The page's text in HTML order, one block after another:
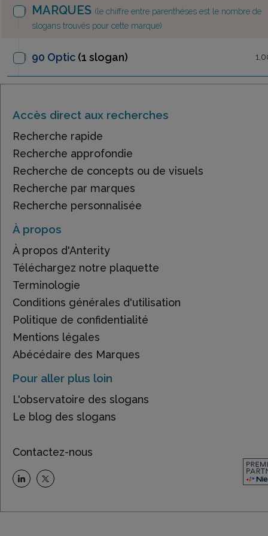
MARQUES (le chiffre entre parenthèses est le nombre de
slogans trouvés pour cette marque)
90 Optic (1 slogan)
Accès direct aux recherches
Recherche rapide
Recherche approfondie
Recherche de concepts ou de visuels
Recherche par marques
Recherche personnalisée
À propos
À propos d'Anterity
Téléchargez notre plaquette
Terminologie
Conditions générales d'utilisation
Politique de confidentialité
Mentions légales
Abécédaire des Marques
Pour aller plus loin
L'observatoire des slogans
Le blog des slogans
Contactez-nous